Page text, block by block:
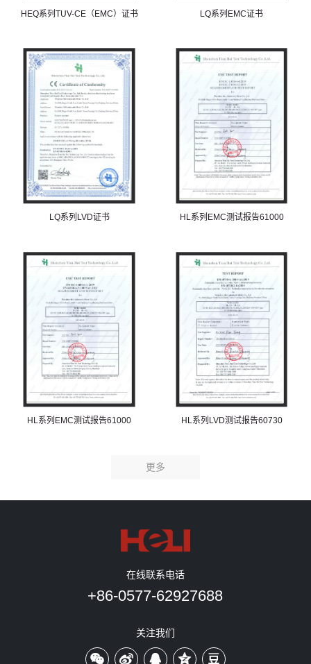
HEQ系列TUV-CE（EMC）证书 LQ系列EMC证书
LQ系列LVD证书 HL系列EMC测试报告61000
HL系列EMC测试报告61000 HL系列LVD测试报告60730
更多
在线联系电话
+86-0577-62927688
关注我们